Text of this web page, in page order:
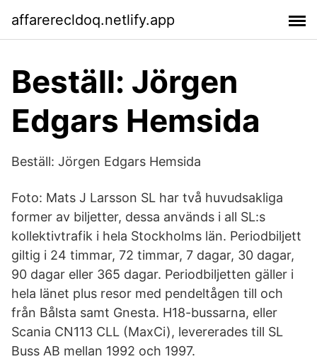
affarerecldoq.netlify.app
Beställ: Jörgen
Edgars Hemsida
Beställ: Jörgen Edgars Hemsida
Foto: Mats J Larsson SL har två huvudsakliga
former av biljetter, dessa används i all SL:s
kollektivtrafik i hela Stockholms län. Periodbiljett
giltig i 24 timmar, 72 timmar, 7 dagar, 30 dagar,
90 dagar eller 365 dagar. Periodbiljetten gäller i
hela länet plus resor med pendeltågen till och
från Bålsta samt Gnesta. H18-bussarna, eller
Scania CN113 CLL (MaxCi), levererades till SL
Buss AB mellan 1992 och 1997.